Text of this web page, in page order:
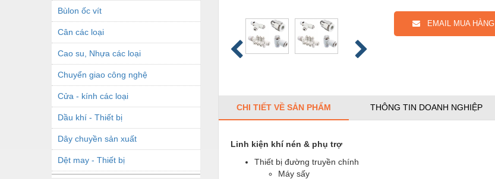
Bùlon ốc vít
Cân các loại
Cao su, Nhựa các loại
Chuyển giao công nghệ
Cửa - kính các loại
Dầu khí - Thiết bị
Dây chuyền sản xuất
Dệt may - Thiết bị
EMAIL MUA HÀNG
CHI TIẾT VỀ SẢN PHẨM THÔNG TIN DOANH NGHIỆP
Linh kiện khí nén & phụ trợ
Thiết bị đường truyền chính
Máy sấy